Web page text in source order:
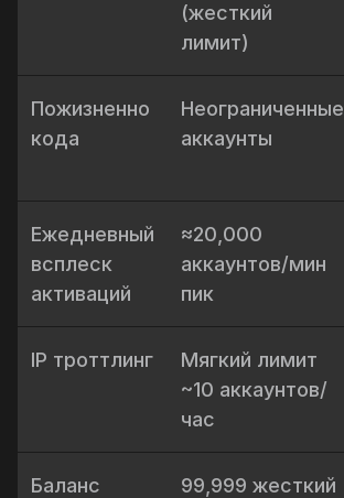
(жесткий
лимит)
Пожизненно
кода
Неограниченные
аккаунты
Ежедневный
всплеск
активаций
≈20,000
аккаунтов/мин
пик
IP троттлинг
Мягкий лимит
~10 аккаунтов/
час
Баланс
99,999 жесткий